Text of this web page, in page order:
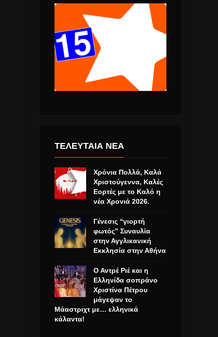
ΤΕΛΕΥΤΑΙΑ ΝΕΑ
Χρόνια Πολλά, Καλά
Χριστούγεννα, Καλές
Εορτές με το Καλό η
νέα Χρονιά 2026.
Γένεσις “γιορτή
φωτός” Συναυλία
στην Αγγλικανική
Εκκλησία στην Αθήνα
Ο Αντρέ Ριέ και η
Ελληνίδα σοπράνο
Χριστίνα Πέτρου
μάγεψαν το
Μάαστριχτ με… ελληνικά
κάλαντα!